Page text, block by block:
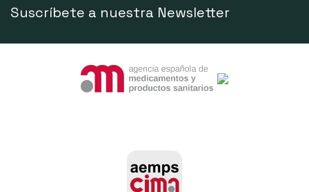
Suscríbete a nuestra Newsletter